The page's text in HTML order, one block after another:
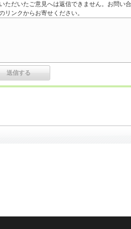
ただいたご意見へは返信できません。お問い
リンクからお寄せください。